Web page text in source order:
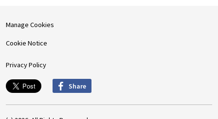
Manage Cookies
Cookie Notice
Privacy Policy
Share